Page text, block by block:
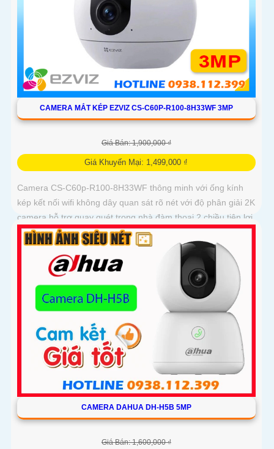
CAMERA MẮT KÉP EZVIZ CS-C60P-R100-8H33WF 3MP
Giá Bán: 1,900,000 ₫
Giá Khuyến Mại: 1,499,000 ₫
Camera CS-C60p-R100-8H33WF thông minh với ống kính
kép kết nối wifi không dây quan sát rõ nét với độ phân giải 2K
camera hỗ trợ quay quét trong nhà đàm thoại 2 chiều tiện lợi
và tích hợp nút gọi điện cảm ứng nhanh chóng Với chuẩn
nén H.265 camera giúp tiết kiệm băng thông và dung lượng
lưu trữ hiệu quả
CAMERA DAHUA DH-H5B 5MP
Giá Bán: 1,600,000 ₫